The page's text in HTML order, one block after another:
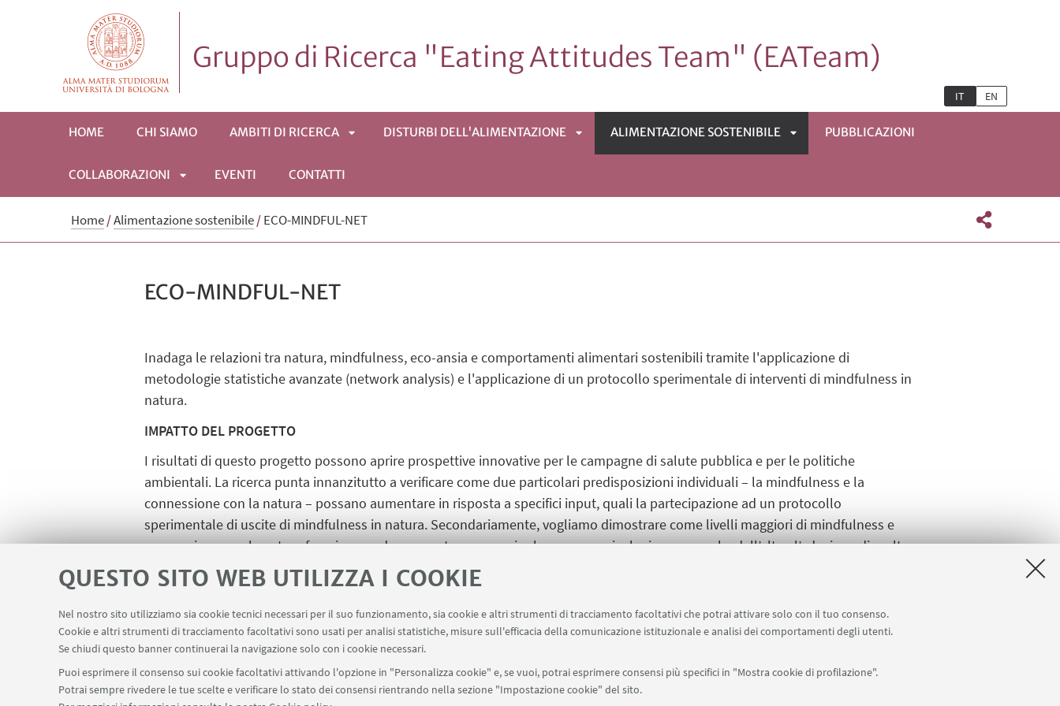
QUESTO SITO WEB UTILIZZA I COOKIE
Nel nostro sito utilizziamo sia cookie tecnici necessari per il suo funzionamento, sia cookie e altri strumenti di tracciamento facoltativi che potrai attivare solo con il tuo consenso.
Cookie e altri strumenti di tracciamento facoltativi sono usati per analisi statistiche, misure sull'efficacia della comunicazione istituzionale e analisi dei comportamenti degli utenti.
Se chiudi questo banner continuerai la navigazione solo con i cookie necessari.
Puoi esprimere il consenso sui cookie facoltativi attivando l'opzione in "Personalizza cookie" e, se vuoi, potrai esprimere consensi più specifici in "Mostra cookie di profilazione".
Potrai sempre rivedere le tue scelte e verificare lo stato dei consensi rientrando nella sezione "Impostazione cookie" del sito.
Gruppo di Ricerca "Eating Attitudes Team" (EATeam)
IT EN
HOME CHI SIAMO AMBITI DI RICERCA
SOTTOMENÙ
DISTURBI DELL'ALIMENTAZIONE ALIMENTAZIONE SOSTENIBILE PUBBLICAZIONI
COLLABORAZIONI
APRI
EVENTI CONTATTI
Home/Alimentazione sostenibile/ECO-MINDFUL-NET
ECO-MINDFUL-NET
Inadaga le relazioni tra natura, mindfulness, eco-ansia e comportamenti alimentari sostenibili tramite l'applicazione di
metodologie statistiche avanzate (network analysis) e l'applicazione di un protocollo sperimentale di interventi di mindfulness in
natura.
IMPATTO DEL PROGETTO
I risultati di questo progetto possono aprire prospettive innovative per le campagne di salute pubblica e per le politiche
ambientali. La ricerca punta innanzitutto a verificare come due particolari predisposizioni individuali – la mindfulness e la
connessione con la natura – possano aumentare in risposta a specifici input, quali la partecipazione ad un protocollo
sperimentale di uscite di mindfulness in natura. Secondariamente, vogliamo dimostrare come livelli maggiori di mindfulness e
connessione con la natura favoriscano, da una parte, un maggior benessere psicologico personale, dall’altra, l’adozione di scelte
alimentari sane e sostenibili. Queste evidenze aprono quindi la strada all’utilizzo di interventi Mindfulness&Nature-based per la
promozione dei comportamenti pro-ambientali e, più genericamente, confermano l’appropriatezza di una nuova visione eco-
centrica, in cui il benessere umano sia considerato indissolubilmente legato al benessere dell’intero pianeta Terra.